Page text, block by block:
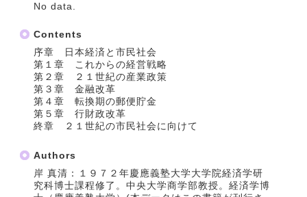
No data.
Contents
序章 日本経済と市民社会
第１章 これからの経営戦略
第２章 ２１世紀の産業政策
第３章 金融改革
第４章 転換期の郵便貯金
第５章 行財政改革
終章 ２１世紀の市民社会に向けて
Authors
岸 真清：１９７２年慶應義塾大学大学院経済学研
究科博士課程修了。中央大学商学部教授。経済学博